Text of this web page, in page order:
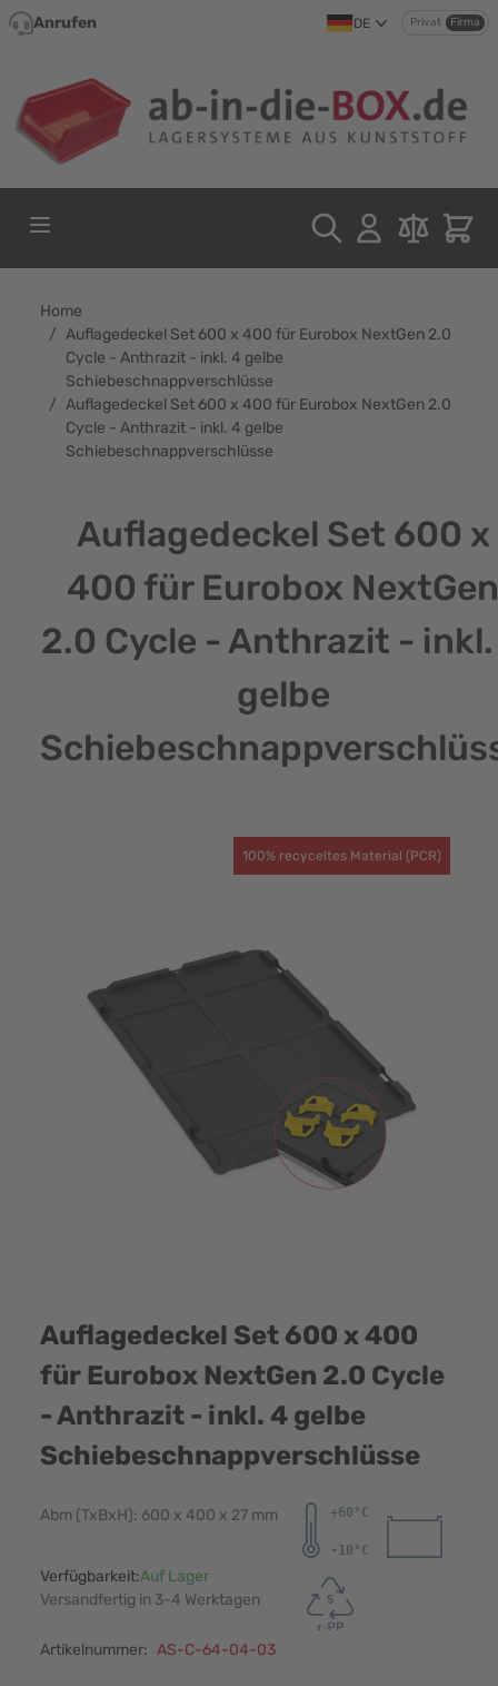
Direkt zum Inhalt
Anrufen DE Privat Firma
Home
/ Auflagedeckel Set 600 x 400 für Eurobox NextGen 2.0
Cycle - Anthrazit - inkl. 4 gelbe
Schiebeschnappverschlüsse
/ Auflagedeckel Set 600 x 400 für Eurobox NextGen 2.0
Cycle - Anthrazit - inkl. 4 gelbe
Schiebeschnappverschlüsse
Auflagedeckel Set 600 x
400 für Eurobox NextGen
2.0 Cycle - Anthrazit -
gelbe
100% recyceltes Material (PCR)
Auflagedeckel Set 600 x 400
für Eurobox NextGen 2.0 Cycle
- Anthrazit - inkl. 4 gelbe
Schiebeschnappverschlüsse
Abm (TxBxH): 600 x 400 x 27 mm
Verfügbarkeit:Auf Lager
Versandfertig in 3-4 Werktagen
Artikelnummer: AS-C-64-04-03